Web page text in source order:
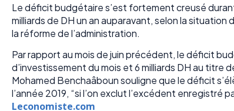
Le déficit budgétaire s’est fortement creusé
milliards de DH un an auparavant, selon la
la réforme de l’administration.
Par rapport au mois de juin précédent, le déficit
d’investissement du mois et 6 milliards DH au
Mohamed Benchaâboun souligne que le déficit
l’année 2019, “si l’on exclut l’excédent enregistré
Leconomiste.com